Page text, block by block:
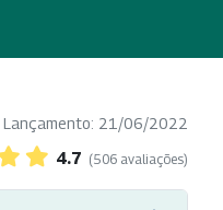
Lançamento: 21/06/2022
4.7 (506 avaliações)